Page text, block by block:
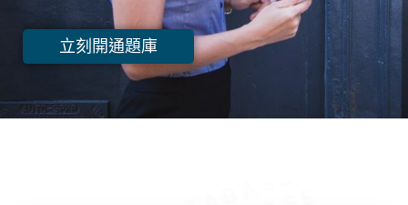
立刻開通題庫